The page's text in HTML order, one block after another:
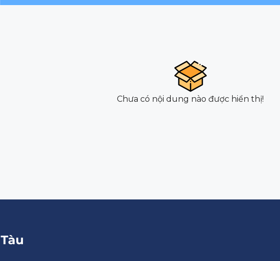
Chưa có nội dung nào được hiển thị!